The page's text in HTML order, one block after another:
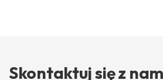
Skontaktuj się z